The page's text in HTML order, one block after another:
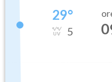
29°
5